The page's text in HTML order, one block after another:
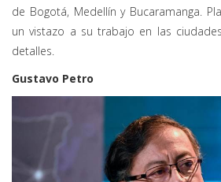
de Bogotá, Medellín y Bucaramanga.
un vistazo a su trabajo en las
detalles.
Gustavo Petro